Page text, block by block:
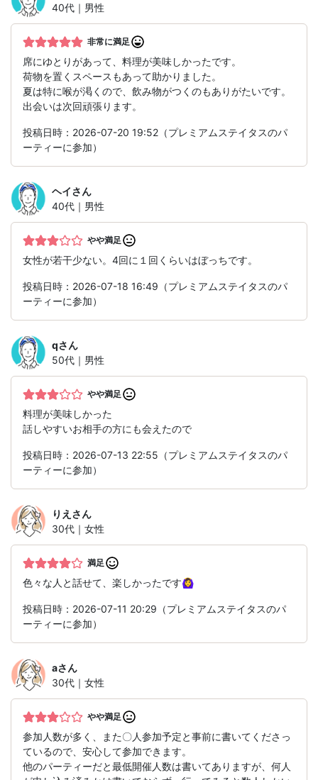
40代｜男性
非常に満足
席にゆとりがあって、料理が美味しかったです。
荷物を置くスペースもあって助かりました。
夏は特に喉が渇くので、飲み物がつくのもありがたいです。
出会いは次回頑張ります。
投稿日時：2026-07-20 19:52（プレミアムステイタスのパ
ーティーに参加）
ヘイさん
40代｜男性
やや満足
女性が若干少ない。4回に１回くらいはぼっちです。
投稿日時：2026-07-18 16:49（プレミアムステイタスのパ
ーティーに参加）
qさん
50代｜男性
やや満足
料理が美味しかった
話しやすいお相手の方にも会えたので
投稿日時：2026-07-13 22:55（プレミアムステイタスのパ
ーティーに参加）
りえ さん
30代｜女性
満足
色々な人と話せて、楽しかったです🙆‍♀️
投稿日時：2026-07-11 20:29（プレミアムステイタスのパ
ーティーに参加）
aさん
30代｜女性
やや満足
参加人数が多く、また〇人参加予定と事前に書いてくださっ
ているので、安心して参加できます。
他のパーティーだと最低開催人数は書いてありますが、何人